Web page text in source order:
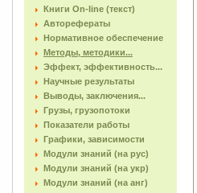
Книги On-line (текст)
Авторефераты
Нормативное обеспечение
Методы, методики...
Эффект, эффективность...
Научные результаты
Выводы, заключения...
Грузы, грузопотоки
Показатели работы
Графики, зависимости
Модули знаний (на рус)
Модули знаний (на укр)
Модули знаний (на анг)